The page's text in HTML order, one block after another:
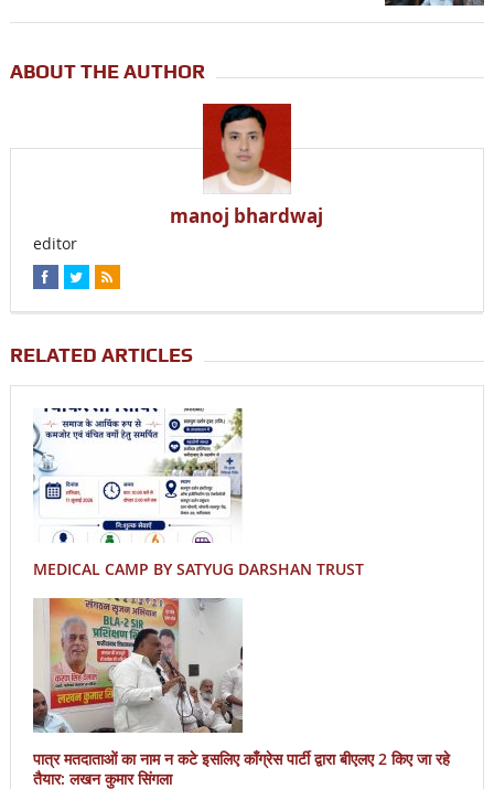
ABOUT THE AUTHOR
manoj bhardwaj
editor
RELATED ARTICLES
MEDICAL CAMP BY SATYUG DARSHAN TRUST
पात्र मतदाताओं का नाम न कटे इसलिए काँग्रेस पार्टी द्वारा बीएलए 2 किए जा रहे
तैयार: लखन कुमार सिंगला